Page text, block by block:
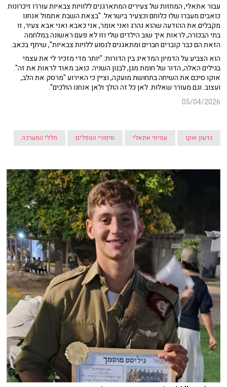
עבור אתאלי, המחזות של צעירים המתארגנים ללוויות צבאיות עוררו זיכרונות
כואבים מעברו שלו כלוחם וכצעיר בישראל. "בצאת השבת אתמול אנחנו
מקבלים את ההודעה שהוא נהרג ואני אומר, אני כאבא ואני אבא צעיר, זו
בתי הבכורה, לראות איך שוב הילדים שלי וזו לא פעם ראשונה במלחמה
הזאת הם כבר קוברים חברים ומתאגנים לנסוע ללויות צבאיות", שיתף בכאב.
הוא הצביע על הדמיון המדאיג בין הדורות: "יותר מדי מזכיר לי את עצמי
בגילים האלה, הדור של חומת מגן, לבנון השניה. כואב מאוד לראות את זה".
אוקו סיכם את השיחה בתחושת מועקה, וציין כי האירוע "מרסק את הלב,
ועצוב. וגם מעורר שאלות. לאן כל זה הולך ולאן אנחנו הולכים".
05/04/2026
גדעון אוקו עמיחי אתאלי סיפורי הנופלים חללי המערכה